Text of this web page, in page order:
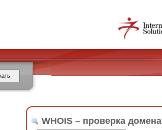
WHOIS – проверка домена